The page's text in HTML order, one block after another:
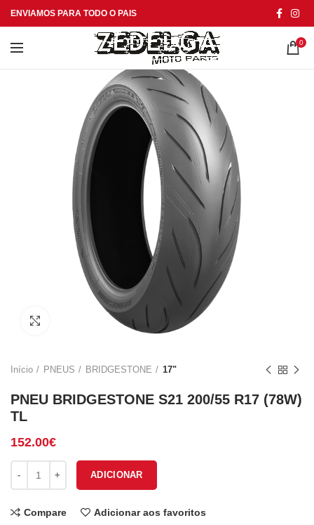
ENVIAMOS PARA TODO O PAIS
0
Click to enlarge
Início PNEUS BRIDGESTONE 17"
PNEU BRIDGESTONE S21 200/55 R17 (78W)
TL
152.00€
ADICIONAR
Compare Adicionar aos favoritos